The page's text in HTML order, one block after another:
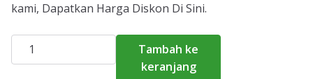
kami, Dapatkan Harga Diskon Di Sini.
Kuantitas
Harga
Tambah ke
keranjang